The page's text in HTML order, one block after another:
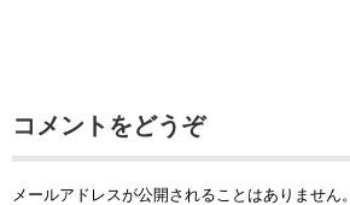
コメントをどうぞ
メールアドレスが公開されることはありません。